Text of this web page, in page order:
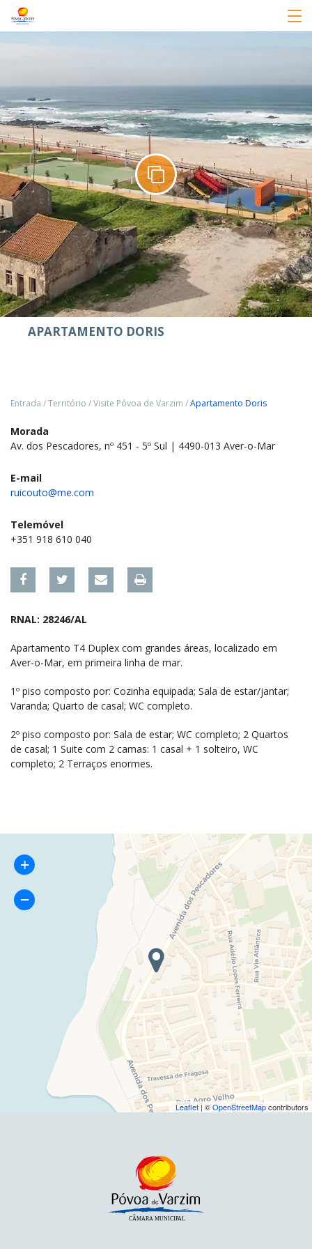
APARTAMENTO DORIS
Entrada /Território /Visite Póvoa de Varzim /Apartamento Doris
Morada
Av. dos Pescadores, nº 451 - 5º Sul | 4490-013 Aver-o-Mar
E-mail
ruicouto@me.com
Telemóvel
+351 918 610 040
RNAL: 28246/AL
Apartamento T4 Duplex com grandes áreas, localizado em
Aver-o-Mar, em primeira linha de mar.
1º piso composto por: Cozinha equipada; Sala de estar/jantar;
Varanda; Quarto de casal; WC completo.
2º piso composto por: Sala de estar; WC completo; 2 Quartos
de casal; 1 Suite com 2 camas: 1 casal + 1 solteiro, WC
completo; 2 Terraços enormes.
+
−
Leaflet| ©OpenStreetMapcontributors